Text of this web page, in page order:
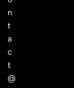
n
t
a
c
t
@